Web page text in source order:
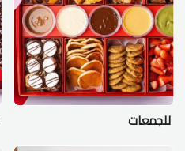
للجمعات